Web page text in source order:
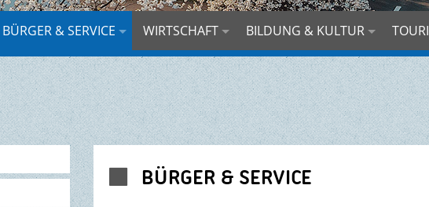
BÜRGER & SERVICE WIRTSCHAFT BILDUNG & KULTUR
BÜRGER & SERVICE